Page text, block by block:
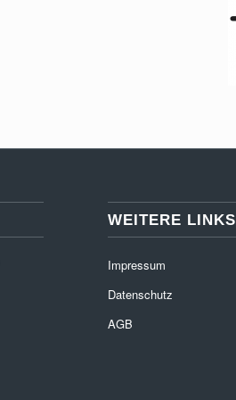
WEITERE LINKS
Impressum
Datenschutz
AGB